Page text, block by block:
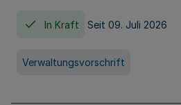
In Kraft Seit 09. Juli 2026
Verwaltungsvorschrift